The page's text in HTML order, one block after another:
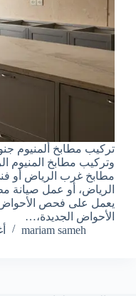
تركيب مطابخ ألمنيوم
وتركيب مطابخ المنيوم
مطابخ غرب الرياض أو
الرياض، أو عمل صيانة
يعمل على فحص
الأحواض الجديدة،…
mariam sameh